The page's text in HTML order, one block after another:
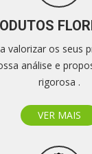
valorizar os seus
análise e
rigorosa .
VER MAIS